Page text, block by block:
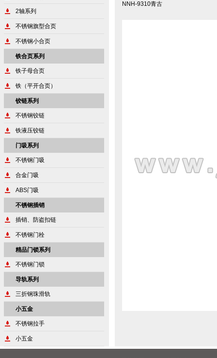
2轴系列
不锈钢旗型合页
不锈钢小合页
铁合页系列
铁子母合页
铁（平开合页）
铰链系列
不锈钢铰链
铁液压铰链
门吸系列
不锈钢门吸
合金门吸
ABS门吸
不锈钢插销
插销、防盗扣链
不锈钢门栓
精品门锁系列
不锈钢门锁
导轨系列
三折钢珠滑轨
小五金
不锈钢拉手
小五金
NNH-9310青古